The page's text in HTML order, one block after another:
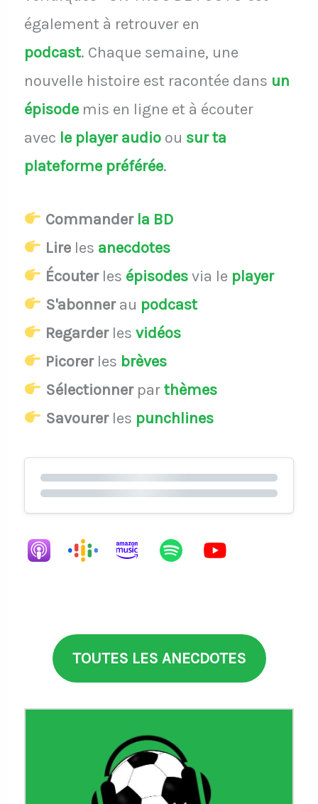
également à retrouver en
podcast. Chaque semaine, une
nouvelle histoire est racontée dans un
épisodemis en ligne et à écouter
avec le player audio ou sur ta
plateforme préférée.
Commander la BD
Lireles anecdotes
Écouterles épisodesvia le player
S'abonnerau podcast
Regarderles vidéos
Picorerles brèves
Sélectionnerparthèmes
Savourerles punchlines
TOUTES LES ANECDOTES